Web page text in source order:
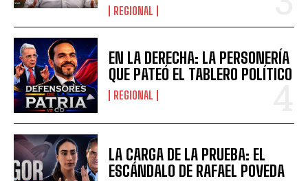
REGIONAL
EN LA DERECHA: LA PERSONERÍA
QUE PATEÓ EL TABLERO POLÍTICO
REGIONAL
LA CARGA DE LA PRUEBA: EL
ESCÁNDALO DE RAFAEL POVEDA